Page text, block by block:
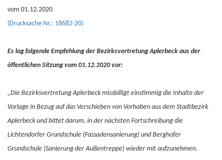
vom 01.12.2020
(Drucksache Nr.: 18682-20)
Es lag folgende Empfehlung der Bezirksvertretung Aplerbeck aus der
öffentlichen Sitzung vom 01.12.2020 vor:
„Die Bezirksvertretung Aplerbeck missbilligt einstimmig die Inhalte der
Vorlage in Bezug auf das Verschieben von Vorhaben aus dem Stadtbezirk
Aplerbeck und bittet darum, in der nächsten Fortschreibung die
Lichtendorfer Grundschule (Fassadensanierung) und Berghofer
Grundschule (Sanierung der Außentreppe) wieder mit aufzunehmen.